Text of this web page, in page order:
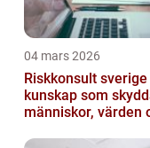
04 mars 2026
Riskkonsult sverige
kunskap som
människor, värden